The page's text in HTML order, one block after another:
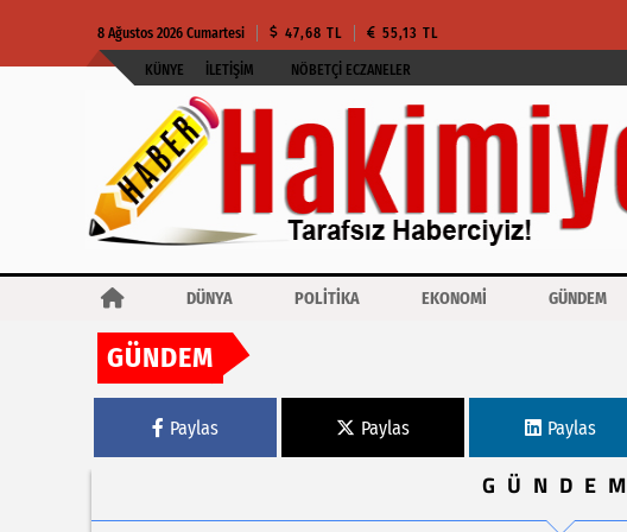
8 Ağustos 2026 Cumartesi 47,68 TL 55,13 TL
KÜNYE İLETIŞIM NÖBETÇI ECZANELER
DÜNYA POLİTİKA EKONOMİ GÜNDEM
GÜNDEM
Paylas Paylas Paylas
GÜNDEM